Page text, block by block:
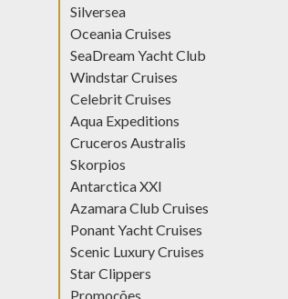
Silversea
Oceania Cruises
SeaDream Yacht Club
Windstar Cruises
Celebrit Cruises
Aqua Expeditions
Cruceros Australis
Skorpios
Antarctica XXI
Azamara Club Cruises
Ponant Yacht Cruises
Scenic Luxury Cruises
Star Clippers
Promoções